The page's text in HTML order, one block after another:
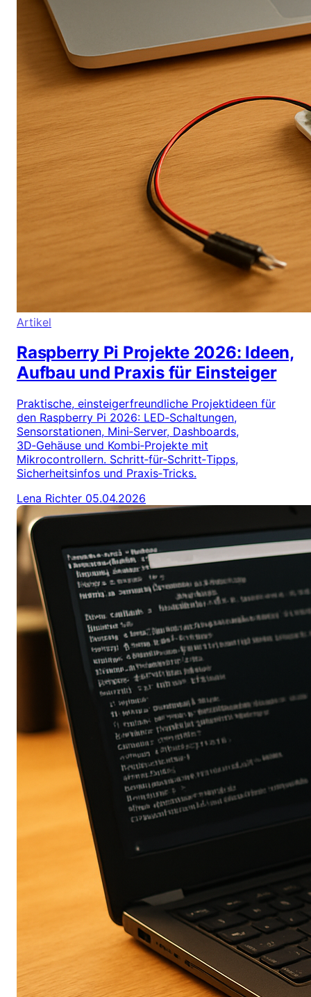
Artikel
Raspberry Pi Projekte 2026: Ideen,
Aufbau und Praxis für Einsteiger
Praktische, einsteigerfreundliche Projektideen für
den Raspberry Pi 2026: LED‑Schaltungen,
Sensorstationen, Mini‑Server, Dashboards,
3D‑Gehäuse und Kombi‑Projekte mit
Mikrocontrollern. Schritt‑für‑Schritt‑Tipps,
Sicherheitsinfos und Praxis‑Tricks.
Lena Richter 05.04.2026